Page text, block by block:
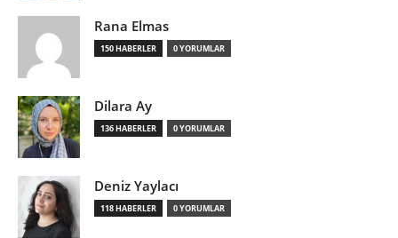
Rana Elmas
150 HABERLER 0 YORUMLAR
Dilara Ay
136 HABERLER 0 YORUMLAR
Deniz Yaylacı
118 HABERLER 0 YORUMLAR